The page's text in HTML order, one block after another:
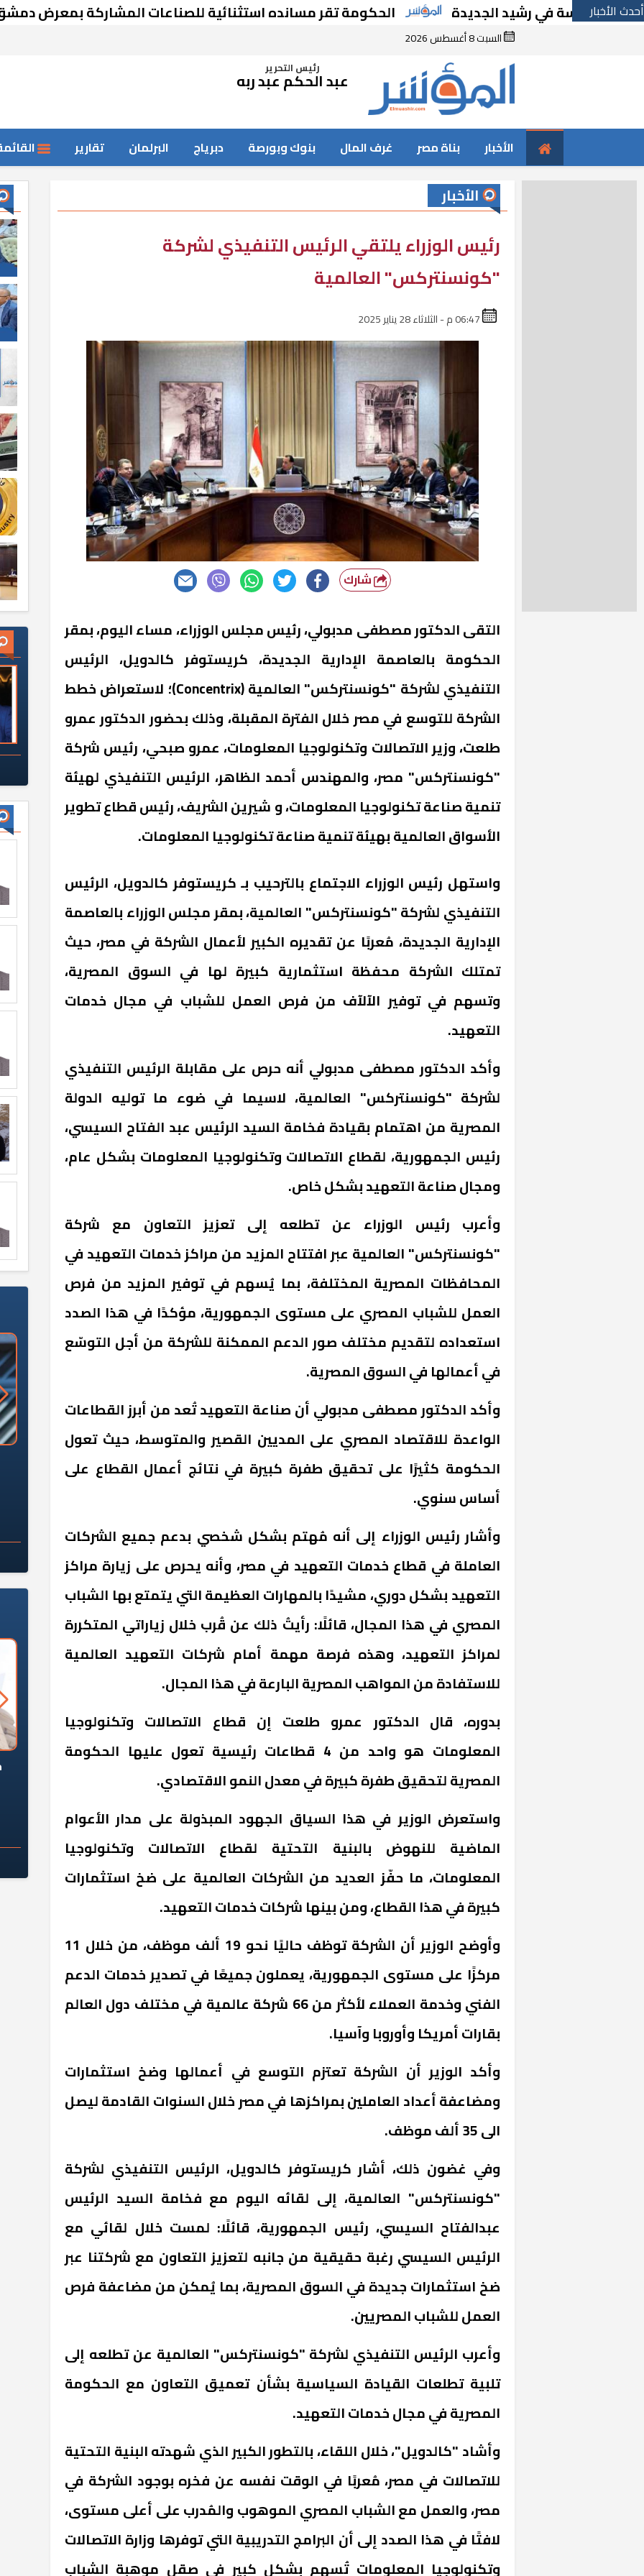
أحدث الأخبارفي رشيد الجديدة الحكومة تقر مسانده استثنائية للصناعات المشاركة بمعرض دمشق
السبت 8 أغسطس 2026
رئيس التحرير
عبد الحكم عبد ربه
الأخبار بناة مصر غرف المال بنوك وبورصة دبرياج البرلمان تقارير
الأخبار
رئيس الوزراء يلتقي الرئيس التنفيذي لشركة
"كونسنتركس" العالمية
شارك
التقى الدكتور مصطفى مدبولي، رئيس مجلس الوزراء، مساء اليوم، بمقر
الحكومة بالعاصمة الإدارية الجديدة، كريستوفر كالدويل، الرئيس
التنفيذي لشركة "كونسنتركس" العالمية (Concentrix)؛ لاستعراض خطط
الشركة للتوسع في مصر خلال الفترة المقبلة، وذلك بحضور الدكتور عمرو
طلعت، وزير الاتصالات وتكنولوجيا المعلومات، عمرو صبحي، رئيس شركة
"كونسنتركس" مصر، والمهندس أحمد الظاهر، الرئيس التنفيذي لهيئة
تنمية صناعة تكنولوجيا المعلومات، و شيرين الشريف، رئيس قطاع تطوير
الأسواق العالمية بهيئة تنمية صناعة تكنولوجيا المعلومات.
واستهل رئيس الوزراء الاجتماع بالترحيب بـ كريستوفر كالدويل، الرئيس
التنفيذي لشركة "كونسنتركس" العالمية، بمقر مجلس الوزراء بالعاصمة
الإدارية الجديدة، مُعربًا عن تقديره الكبير لأعمال الشركة في مصر، حيث
تمتلك الشركة محفظة استثمارية كبيرة لها في السوق المصرية،
وتسهم في توفير الآلآف من فرص العمل للشباب في مجال خدمات
التعهيد.
وأكد الدكتور مصطفى مدبولي أنه حرص على مقابلة الرئيس التنفيذي
لشركة "كونسنتركس" العالمية، لاسيما في ضوء ما توليه الدولة
المصرية من اهتمام بقيادة فخامة السيد الرئيس عبد الفتاح السيسي،
رئيس الجمهورية، لقطاع الاتصالات وتكنولوجيا المعلومات بشكل عام،
ومجال صناعة التعهيد بشكل خاص.
وأعرب رئيس الوزراء عن تطلعه إلى تعزيز التعاون مع شركة
"كونسنتركس" العالمية عبر افتتاح المزيد من مراكز خدمات التعهيد في
المحافظات المصرية المختلفة، بما يُسهم في توفير المزيد من فرص
العمل للشباب المصري على مستوى الجمهورية، مؤكدًا في هذا الصدد
استعداده لتقديم مختلف صور الدعم الممكنة للشركة من أجل التوسّع
في أعمالها في السوق المصرية.
وأكد الدكتور مصطفى مدبولي أن صناعة التعهيد تُعد من أبرز القطاعات
الواعدة للاقتصاد المصري على المديين القصير والمتوسط، حيث تعول
الحكومة كثيرًا على تحقيق طفرة كبيرة في نتائج أعمال القطاع على
أساس سنوي.
وأشار رئيس الوزراء إلى أنه مُهتم بشكل شخصي بدعم جميع الشركات
العاملة في قطاع خدمات التعهيد في مصر، وأنه يحرص على زيارة مراكز
التعهيد بشكل دوري، مشيدًا بالمهارات العظيمة التي يتمتع بها الشباب
المصري في هذا المجال، قائلًا: رأيتُ ذلك عن قُرب خلال زياراتي المتكررة
لمراكز التعهيد، وهذه فرصة مهمة أمام شركات التعهيد العالمية
للاستفادة من المواهب المصرية البارعة في هذا المجال.
بدوره، قال الدكتور عمرو طلعت إن قطاع الاتصالات وتكنولوجيا
المعلومات هو واحد من 4 قطاعات رئيسية تعول عليها الحكومة
المصرية لتحقيق طفرة كبيرة في معدل النمو الاقتصادي.
واستعرض الوزير في هذا السياق الجهود المبذولة على مدار الأعوام
الماضية للنهوض بالبنية التحتية لقطاع الاتصالات وتكنولوجيا
المعلومات، ما حفّز العديد من الشركات العالمية على ضخ استثمارات
كبيرة في هذا القطاع، ومن بينها شركات خدمات التعهيد.
وأوضح الوزير أن الشركة توظف حاليًا نحو 19 ألف موظف، من خلال 11
مركزًا على مستوى الجمهورية، يعملون جميعًا في تصدير خدمات الدعم
الفني وخدمة العملاء لأكثر من 66 شركة عالمية في مختلف دول العالم
بقارات أمريكا وأوروبا وآسيا.
وأكد الوزير أن الشركة تعتزم التوسع في أعمالها وضخ استثمارات
ومضاعفة أعداد العاملين بمراكزها في مصر خلال السنوات القادمة ليصل
الى 35 ألف موظف.
وفي غضون ذلك، أشار كريستوفر كالدويل، الرئيس التنفيذي لشركة
"كونسنتركس" العالمية، إلى لقائه اليوم مع فخامة السيد الرئيس
عبدالفتاح السيسي، رئيس الجمهورية، قائلًا: لمست خلال لقائي مع
الرئيس السيسي رغبة حقيقية من جانبه لتعزيز التعاون مع شركتنا عبر
ضخ استثمارات جديدة في السوق المصرية، بما يُمكن من مضاعفة فرص
العمل للشباب المصريين.
وأعرب الرئيس التنفيذي لشركة "كونسنتركس" العالمية عن تطلعه إلى
تلبية تطلعات القيادة السياسية بشأن تعميق التعاون مع الحكومة
المصرية في مجال خدمات التعهيد.
وأشاد "كالدويل"، خلال اللقاء، بالتطور الكبير الذي شهدته البنية التحتية
للاتصالات في مصر، مُعربًا في الوقت نفسه عن فخره بوجود الشركة في
مصر، والعمل مع الشباب المصري الموهوب والمُدرب على أعلى مستوى،
لافتًا في هذا الصدد إلى أن البرامج التدريبية التي توفرها وزارة الاتصالات
وتكنولوجيا المعلومات تُسهم بشكل كبير في صقل موهبة الشباب
«وزارة الآثار»: العُثور على 10 توابيت
خشبية بفناء مقبرة "باكي"
سلامة الغذاء: 285 ألف طن صادرات
غذائية في أسبوع
«المؤشر» يطرح السؤال الصعب: هل
كان اختيار خريج معهد العاشر من
رمضان وزيرًا للإسكان قرارًا صائبًا؟
لماذا تخالف الشركات العقارية
تعليمات الرئيس السيسي؟